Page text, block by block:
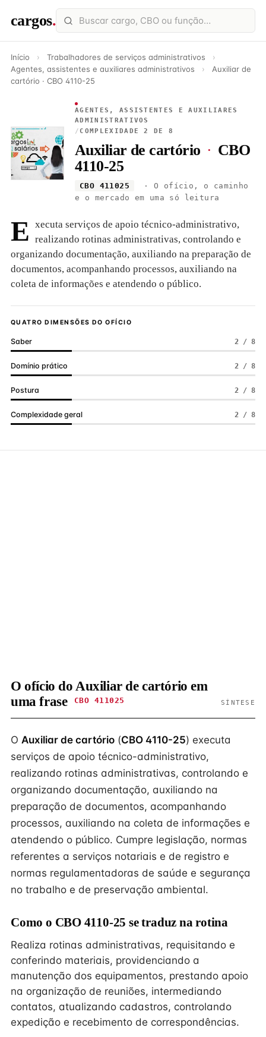
cargos.
Início › Trabalhadores de serviços administrativos
›
Agentes, assistentes e auxiliares administrativos
›
Auxiliar de
cartório · CBO 4110-25
AGENTES, ASSISTENTES E AUXILIARES
ADMINISTRATIVOS
/ COMPLEXIDADE 2 DE 8
Auxiliar de cartório · CBO
4110-25
CBO 411025
· O ofício, o caminho
e o mercado em uma só leitura
E xecuta serviços de apoio técnico-administrativo,
realizando rotinas administrativas, controlando e
organizando documentação, auxiliando na preparação de
documentos, acompanhando processos, auxiliando na
coleta de informações e atendendo o público.
QUATRO DIMENSÕES DO OFÍCIO
Saber 2 / 8
Domínio prático 2 / 8
Postura 2 / 8
Complexidade geral 2 / 8
O ofício do Auxiliar de cartório em
uma frase
CBO 411025 SÍNTESE
O Auxiliar de cartório (CBO 4110-25) executa
serviços de apoio técnico-administrativo,
realizando rotinas administrativas, controlando e
organizando documentação, auxiliando na
preparação de documentos, acompanhando
processos, auxiliando na coleta de informações e
atendendo o público. Cumpre legislação, normas
referentes a serviços notariais e de registro e
normas regulamentadoras de saúde e segurança
no trabalho e de preservação ambiental.
Como o CBO 4110-25 se traduz na rotina
Realiza rotinas administrativas, requisitando e
conferindo materiais, providenciando a
manutenção dos equipamentos, prestando apoio
na organização de reuniões, intermediando
contatos, atualizando cadastros, controlando
expedição e recebimento de correspondências.